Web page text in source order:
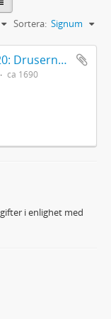
Sortera: Signum
Codex Berggrenianus 20: Drusernas på Libanon heliga bok
ca 1690
i enlighet med